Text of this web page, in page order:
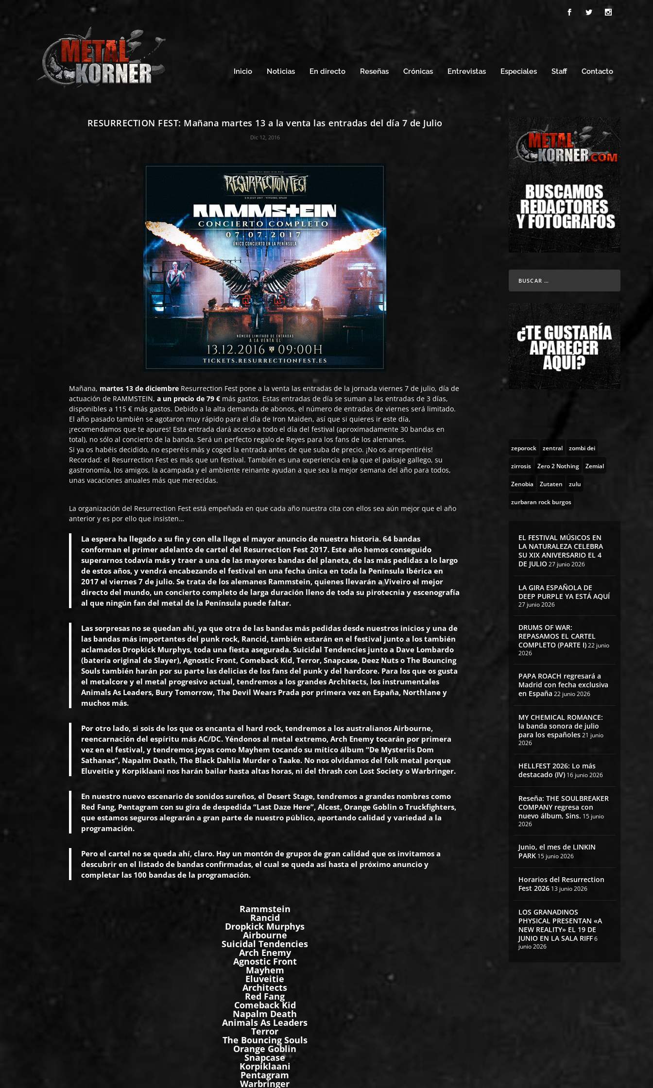
Inicio Noticias En directo Reseñas Crónicas Entrevistas Especiales Staff Contacto
RESURRECTION FEST: Mañana martes 13 a la venta las entradas del día 7 de Julio
Dic 12, 2016
Mañana, martes 13 de diciembre Resurrection Fest pone a la venta las entradas de la jornada viernes 7 de julio, día de
actuación de RAMMSTEIN,a un precio de 79 € más gastos. Estas entradas de día se suman a las entradas de 3 días,
disponibles a 115 € más gastos. Debido a la alta demanda de abonos, el número de entradas de viernes será limitado.
El año pasado también se agotaron muy rápido para el día de Iron Maiden, así que si quieres ir este día,
¡recomendamos que te apures! Esta entrada dará acceso a todo el día del festival (aproximadamente 30 bandas en
total), no sólo al concierto de la banda. Será un perfecto regalo de Reyes para los fans de los alemanes.
Si ya os habéis decidido, no esperéis más y coged la entrada antes de que suba de precio. ¡No os arrepentiréis!
Recordad: el Resurrection Fest es más que un festival. También es una experiencia en la que el paisaje gallego, su
gastronomía, los amigos, la acampada y el ambiente reinante ayudan a que sea la mejor semana del año para todos,
unas vacaciones anuales más que merecidas.
La organización del Resurrection Fest está empeñada en que cada año nuestra cita con ellos sea aún mejor que el año
anterior y es por ello que insisten…
La espera ha llegado a su fin y con ella llega el mayor anuncio de nuestra historia. 64 bandas
conforman el primer adelanto de cartel del Resurrection Fest 2017. Este año hemos conseguido
superarnos todavía más y traer a una de las mayores bandas del planeta, de las más pedidas a lo largo
de estos años, y vendrá encabezando el festival en una fecha única en toda la Península Ibérica en
2017 el viernes 7 de julio. Se trata de los alemanes Rammstein, quienes llevarán a Viveiro el mejor
directo del mundo, un concierto completo de larga duración lleno de toda su pirotecnia y escenografía
al que ningún fan del metal de la Península puede faltar.
Las sorpresas no se quedan ahí, ya que otra de las bandas más pedidas desde nuestros inicios y una de
las bandas más importantes del punk rock, Rancid, también estarán en el festival junto a los también
aclamados Dropkick Murphys, toda una fiesta asegurada. Suicidal Tendencies junto a Dave Lombardo
(batería original de Slayer), Agnostic Front, Comeback Kid, Terror, Snapcase, Deez Nuts o The Bouncing
Souls también harán por su parte las delicias de los fans del punk y del hardcore. Para los que os gusta
el metalcore y el metal progresivo actual, tendremos a los grandes Architects, los instrumentales
Animals As Leaders, Bury Tomorrow, The Devil Wears Prada por primera vez en España, Northlane y
muchos más.
Por otro lado, si sois de los que os encanta el hard rock, tendremos a los australianos Airbourne,
reencarnación del espíritu más AC/DC. Yéndonos al metal extremo, Arch Enemy tocarán por primera
vez en el festival, y tendremos joyas como Mayhem tocando su mítico álbum “De Mysteriis Dom
Sathanas”, Napalm Death, The Black Dahlia Murder o Taake. No nos olvidamos del folk metal porque
Eluveitie y Korpiklaani nos harán bailar hasta altas horas, ni del thrash con Lost Society o Warbringer.
En nuestro nuevo escenario de sonidos sureños, el Desert Stage, tendremos a grandes nombres como
Red Fang, Pentagram con su gira de despedida “Last Daze Here”, Alcest, Orange Goblin o Truckfighters,
que estamos seguros alegrarán a gran parte de nuestro público, aportando calidad y variedad a la
programación.
Pero el cartel no se queda ahí, claro. Hay un montón de grupos de gran calidad que os invitamos a
descubrir en el listado de bandas confirmadas, el cual se queda así hasta el próximo anuncio y
completar las 100 bandas de la programación.
Rammstein
Rancid
Dropkick Murphys
Airbourne
Suicidal Tendencies
Arch Enemy
Agnostic Front
Mayhem
Eluveitie
Architects
Red Fang
Comeback Kid
Napalm Death
Animals As Leaders
Terror
The Bouncing Souls
Orange Goblin
Snapcase
Korpiklaani
Pentagram
Warbringer
zeporock zentral zombi dei
zirrosis Zero 2 Nothing Zemial
Zenobia Zutaten zulu
zurbaran rock burgos
EL FESTIVAL MÚSICOS EN
LA NATURALEZA CELEBRA
SU XIX ANIVERSARIO EL 4
DE JULIO27 junio 2026
LA GIRA ESPAÑOLA DE
DEEP PURPLE YA ESTÁ AQUÍ
27 junio 2026
DRUMS OF WAR:
REPASAMOS EL CARTEL
COMPLETO (PARTE I)22 junio
2026
PAPA ROACH regresará a
Madrid con fecha exclusiva
en España 22 junio 2026
MY CHEMICAL ROMANCE:
la banda sonora de julio
para los españoles21 junio
2026
HELLFEST 2026: Lo más
destacado (IV) 16 junio 2026
Reseña: THE SOULBREAKER
COMPANY regresa con
nuevo álbum, Sins. 15 junio
2026
Junio, el mes de LINKIN
PARK 15 junio 2026
Horarios del Resurrection
Fest 2026 13 junio 2026
LOS GRANADINOS
PHYSICAL PRESENTAN «A
NEW REALITY» EL 19 DE
JUNIO EN LA SALA RIFF6
junio 2026